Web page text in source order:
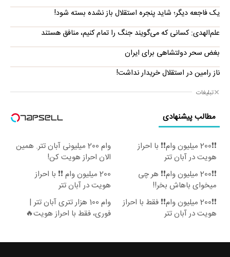
یک فاجعه دیگر؛ شاید پنجره استقلال باز نشده بسته شود!
علم‌الهدی: کسانی که می‌گویند جنگ را تمام کنیم، منافق هستند
بغض سحر دولتشاهی برای ایران
ناز رامین در استقلال خریدار نداشت!
تبلیغات
مطالب پیشنهادی
❗❗200 میلیون وام❗❗ با احراز
هویت در آبان تتر
وام 200 میلیونی آبان تتر. همین
الان احراز هویت کن!
❗❗200 میلیون وام❗❗ هر چی
میخوای باهاش بخر!!
200 میلیون وام ❗❗ با احراز
هویت در آبان تتر
❗❗200 میلیون وام❗❗ فقط با احراز
هویت در آبان تتر
وام 100 هزار تتری آبان تتر |
فوری، فقط با احراز هویت🔥